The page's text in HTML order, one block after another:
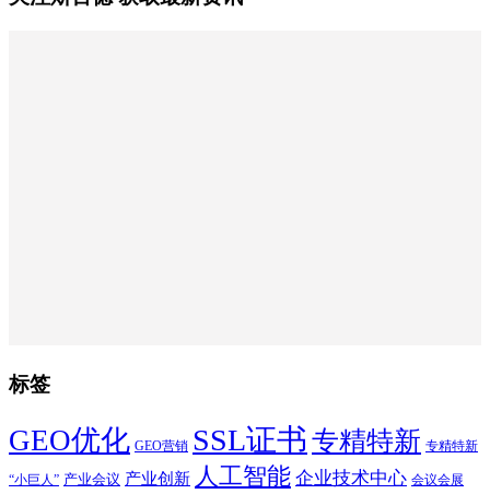
标签
GEO优化 GEO营销 SSL证书 专精特新 专精特新
“小巨人” 产业会议 产业创新 人工智能 企业技术中心 会议会展